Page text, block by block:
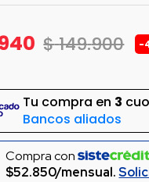
$149.900 -
Tu compra en 3
Bancos aliados
Compra con
$52.850/mensual.